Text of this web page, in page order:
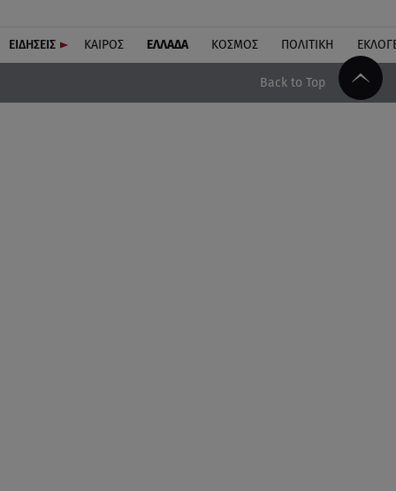
ΕΙΔΗΣΕΙΣ ΚΑΙΡΟΣ ΕΛΛΑΔΑ ΚΟΣΜΟΣ ΠΟΛΙΤΙΚΗ
Back to Top